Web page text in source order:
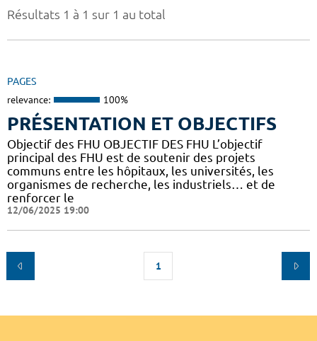
Résultats 1 à 1 sur 1 au total
PAGES
relevance: 100%
PRÉSENTATION ET OBJECTIFS
Objectif des FHU OBJECTIF DES FHU L’objectif
principal des FHU est de soutenir des projets
communs entre les hôpitaux, les universités, les
organismes de recherche, les industriels… et de
renforcer le
12/06/2025 19:00
1